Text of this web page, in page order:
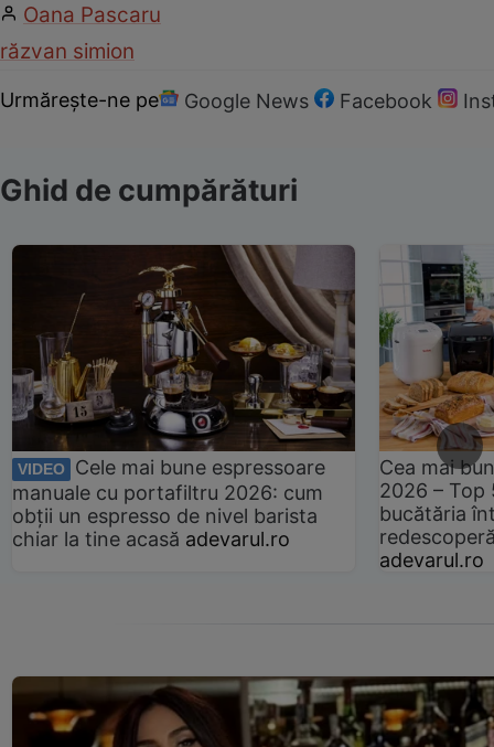
Oana Pascaru
răzvan simion
Urmărește-ne pe Google News Facebook
Ghid de cumpărături
VIDEO
Cele mai bune espressoare
manuale cu portafiltru 2026: cum
obții un espresso de nivel barista
chiar la tine acasă adevarul.ro
Cea mai
2026 –
bucătăria
adevarul.ro